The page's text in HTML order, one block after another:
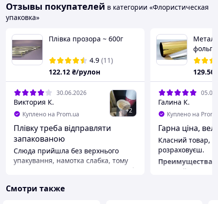
Отзывы покупателей в категории «Флористическая
упаковка»
Плівка прозора ~ 600г
4.9 (11)
122.12 ₴/рулон
30.06.2026
Виктория К.
Куплено на Prom.ua +2
Плівку треба відправляти
запакованою
Слюда прийшла без верхнього
упакування, намотка слабка, тому
вона весь час зсовується, в процесі
всовувалася і тому зам'ялася. Але
129.50
Галина К.
Куплено на
Гарна ціна,
Класний товар,
розраховуєш.
Преимущества
Великий рулон,
Смотри также